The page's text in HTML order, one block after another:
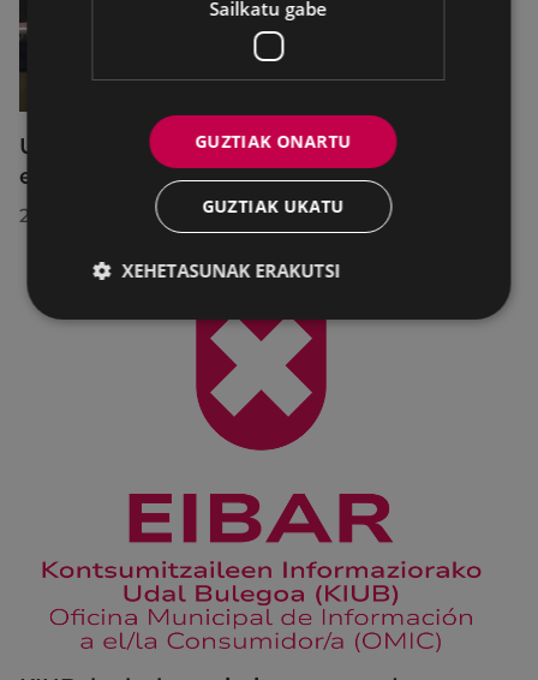
Udalbatzak 2026ko uztailaren 27an
egindako bilkuran hartutako erabakiak
2026/07/28
Sailkatu gabe
GUZTIAK ONARTU
GUZTIAK UKATU
XEHETASUNAK ERAKUTSI